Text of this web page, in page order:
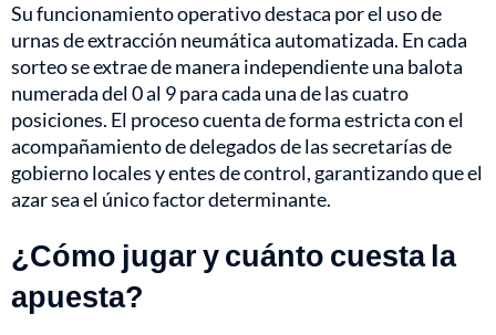
Su funcionamiento operativo destaca por el uso de
urnas de extracción neumática automatizada. En cada
sorteo se extrae de manera independiente una balota
numerada del 0 al 9 para cada una de las cuatro
posiciones. El proceso cuenta de forma estricta con el
acompañamiento de delegados de las secretarías de
gobierno locales y entes de control, garantizando que el
azar sea el único factor determinante.
¿Cómo jugar y cuánto cuesta la
apuesta?